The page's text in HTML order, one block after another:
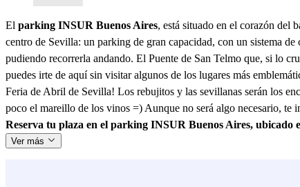
El parking INSUR Buenos Aires, está situado en el corazón del
centro de Sevilla: un parking de gran capacidad, con un sistema
pudiendo recorrerla andando. El Puente de San Telmo que, si lo
puedes irte de aquí sin visitar algunos de los lugares más
Feria de Abril de Sevilla! Los rebujitos y las sevillanas serán los
poco el mareillo de los vinos =) Aunque no será algo necesario,
Reserva tu plaza en el parking INSUR Buenos Aires, ubicado
Ver más